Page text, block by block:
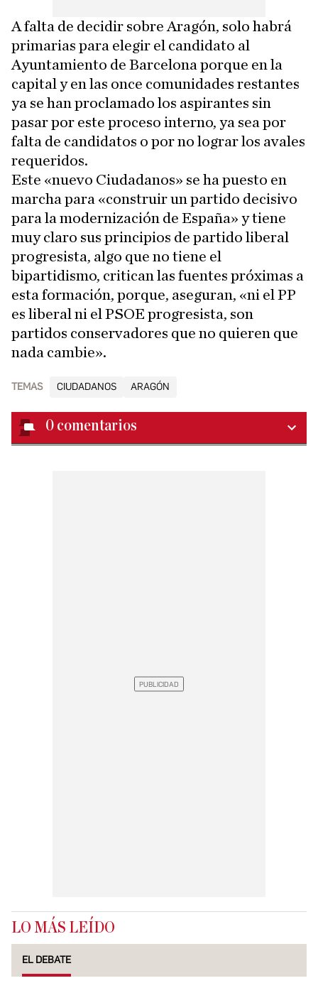
A falta de decidir sobre Aragón, solo habrá
primarias para elegir el candidato al
Ayuntamiento de Barcelona porque en la
capital y en las once comunidades restantes
ya se han proclamado los aspirantes sin
pasar por este proceso interno, ya sea por
falta de candidatos o por no lograr los avales
requeridos.
Este «nuevo Ciudadanos» se ha puesto en
marcha para «construir un partido decisivo
para la modernización de España» y tiene
muy claro sus principios de partido liberal
progresista, algo que no tiene el
bipartidismo, critican las fuentes próximas a
esta formación, porque, aseguran, «ni el PP
es liberal ni el PSOE progresista, son
partidos conservadores que no quieren que
nada cambie».
TEMAS CIUDADANOS ARAGÓN
0 comentarios
LO MÁS LEÍDO
EL DEBATE